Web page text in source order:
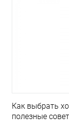
Как выбрать
полезные